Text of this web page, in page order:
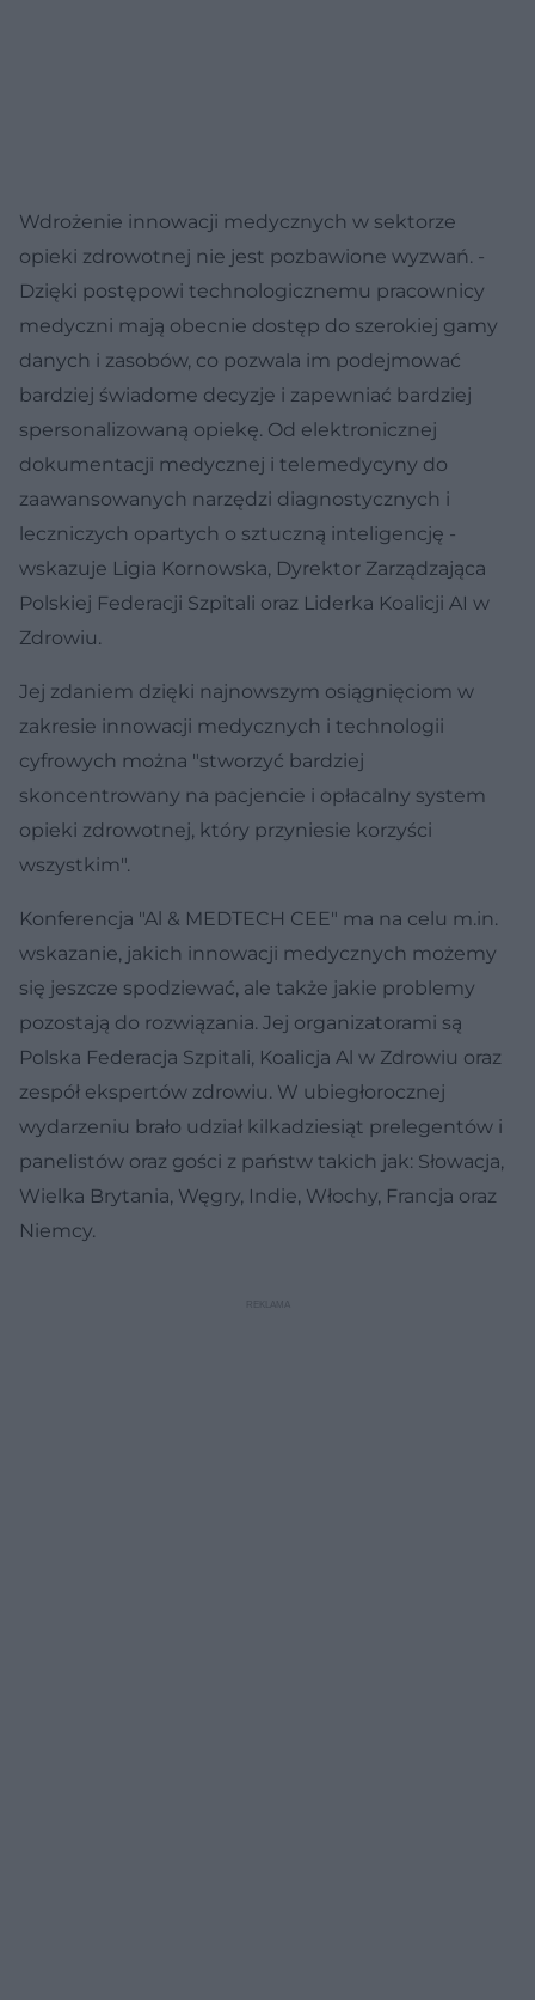
Wdrożenie innowacji medycznych w sektorze
opieki zdrowotnej nie jest pozbawione wyzwań. -
Dzięki postępowi technologicznemu pracownicy
medyczni mają obecnie dostęp do szerokiej gamy
danych i zasobów, co pozwala im podejmować
bardziej świadome decyzje i zapewniać bardziej
spersonalizowaną opiekę. Od elektronicznej
dokumentacji medycznej i telemedycyny do
zaawansowanych narzędzi diagnostycznych i
leczniczych opartych o sztuczną inteligencję -
wskazuje Ligia Kornowska, Dyrektor Zarządzająca
Polskiej Federacji Szpitali oraz Liderka Koalicji AI w
Zdrowiu.
Jej zdaniem dzięki najnowszym osiągnięciom w
zakresie innowacji medycznych i technologii
cyfrowych można "stworzyć bardziej
skoncentrowany na pacjencie i opłacalny system
opieki zdrowotnej, który przyniesie korzyści
wszystkim".
Konferencja "Al & MEDTECH CEE" ma na celu m.in.
wskazanie, jakich innowacji medycznych możemy
się jeszcze spodziewać, ale także jakie problemy
pozostają do rozwiązania. Jej organizatorami są
Polska Federacja Szpitali, Koalicja Al w Zdrowiu oraz
zespół ekspertów zdrowiu. W ubiegłorocznej
wydarzeniu brało udział kilkadziesiąt prelegentów i
panelistów oraz gości z państw takich jak: Słowacja,
Wielka Brytania, Węgry, Indie, Włochy, Francja oraz
Niemcy.